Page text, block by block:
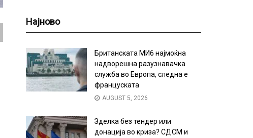
Најново
Британската МИ6 најмоќна
надворешна разузнавачка
служба во Европа, следна е
француската
AUGUST 5, 2026
Зделка без тендер или
донација во криза? СДСМ и